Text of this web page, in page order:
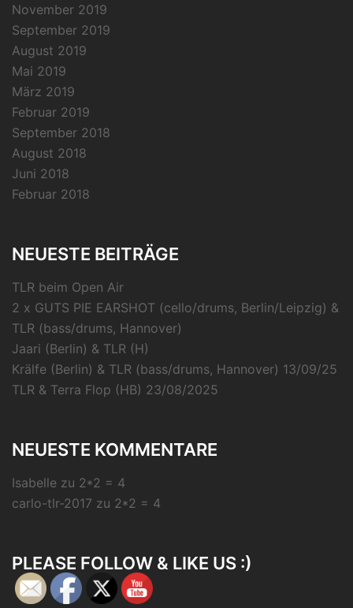
November 2019
September 2019
August 2019
Mai 2019
März 2019
Februar 2019
September 2018
August 2018
Juni 2018
Februar 2018
NEUESTE BEITRÄGE
TLR beim Open Air
2 x GUTS PIE EARSHOT (cello/drums, Berlin/Leipzig) &
TLR (bass/drums, Hannover)
Jaari (Berlin) & TLR (H)
Krälfe (Berlin) & TLR (bass/drums, Hannover) 13/09/25
TLR & Terra Flop (HB) 23/08/2025
NEUESTE KOMMENTARE
Isabelle zu 2*2 = 4
carlo-tlr-2017 zu 2*2 = 4
PLEASE FOLLOW & LIKE US :)